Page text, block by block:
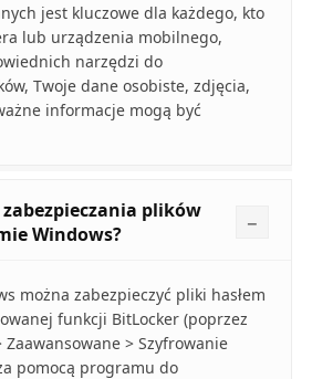
jest kluczowe dla każdego, kto
lub urządzenia mobilnego,
narzędzi do
Twoje dane osobiste, zdjęcia,
informacje mogą być
plików
Windows?
można zabezpieczyć pliki hasłem
funkcji BitLocker (poprzez
Zaawansowane > Szyfrowanie
pomocą programu do